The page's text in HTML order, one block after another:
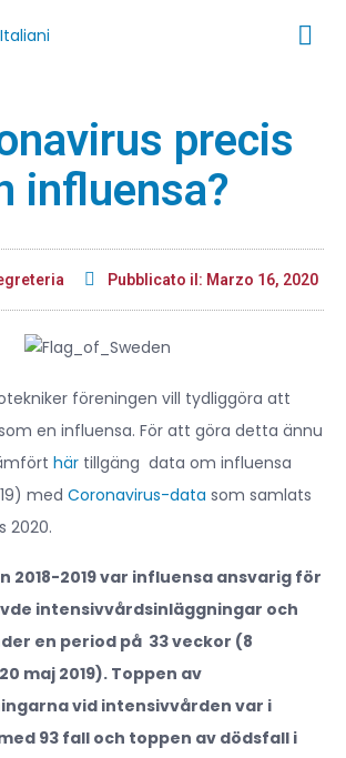
precis
influensa?
Pubblicato il: Marzo 16, 2020
föreningen vill tydliggöra att
en influensa. För att göra detta ännu
här tillgäng data om influensa
med Coronavirus-data som samlats
2020.
2018-2019 var influensa ansvarig för
intensivvårdsinläggningar och
en period på 33 veckor (8
maj 2019).Toppen av
vid intensivvården var i
93 fall och toppen av dödsfall i